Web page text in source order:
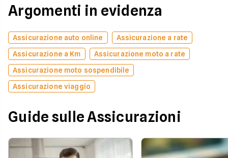
Argomenti in evidenza
Assicurazione auto online
Assicurazione a rate
Assicurazione a Km
Assicurazione moto a rate
Assicurazione moto sospendibile
Assicurazione viaggio
Guide sulle Assicurazioni